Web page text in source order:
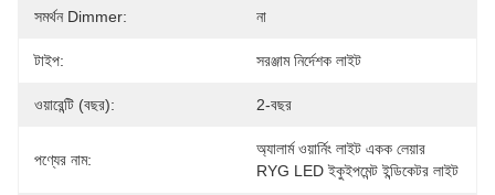
সমর্থন Dimmer: না
টাইপ: সরঞ্জাম নির্দেশক লাইট
ওয়ারেন্টি (বছর): 2-বছর
পণ্যের নাম:
অ্যালার্ম ওয়ার্নিং লাইট একক লেয়ার
RYG LED ইকুইপমেন্ট ইন্ডিকেটর লাইট